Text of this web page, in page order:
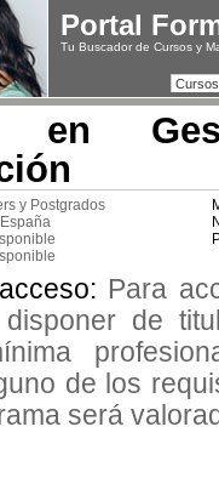
Portal
Tu Buscador de Cursos y
en
y Postgrados
Para
disponer de
de los
será